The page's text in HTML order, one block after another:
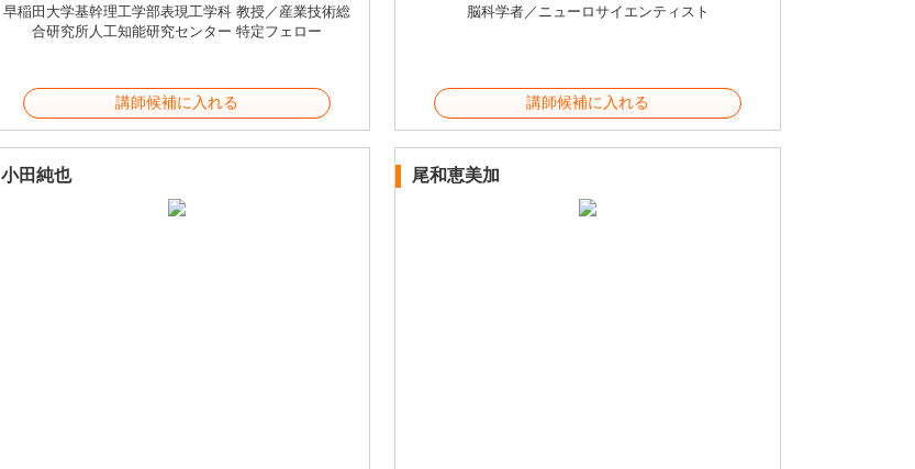
早稲田大学基幹理工学部表現工学科 教授／産業技術総
合研究所人工知能研究センター 特定フェロー
講師候補に入れる
脳科学者／ニューロサイエンティスト
講師候補に入れる
小田純也 尾和恵美加